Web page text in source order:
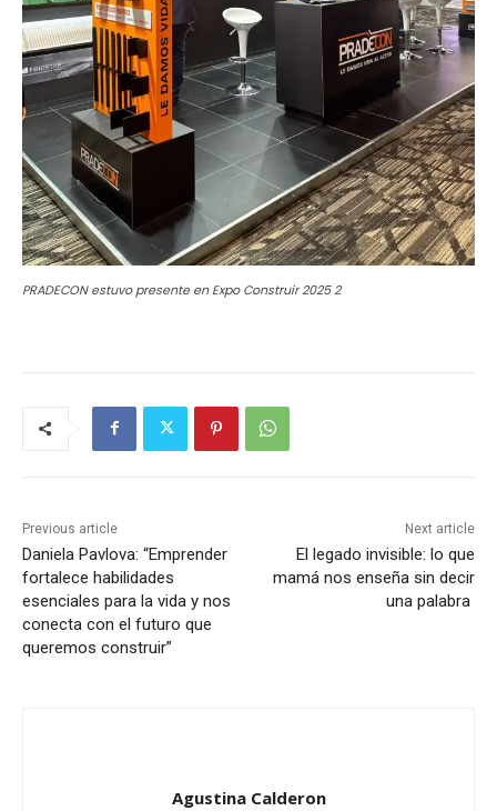
PRADECON estuvo presente en Expo Construir 2025 2
Previous article
Daniela Pavlova: “Emprender
fortalece habilidades
esenciales para la vida y nos
conecta con el futuro que
queremos construir”
Next article
El legado invisible: lo que
mamá nos enseña sin decir
una palabra
Agustina Calderon